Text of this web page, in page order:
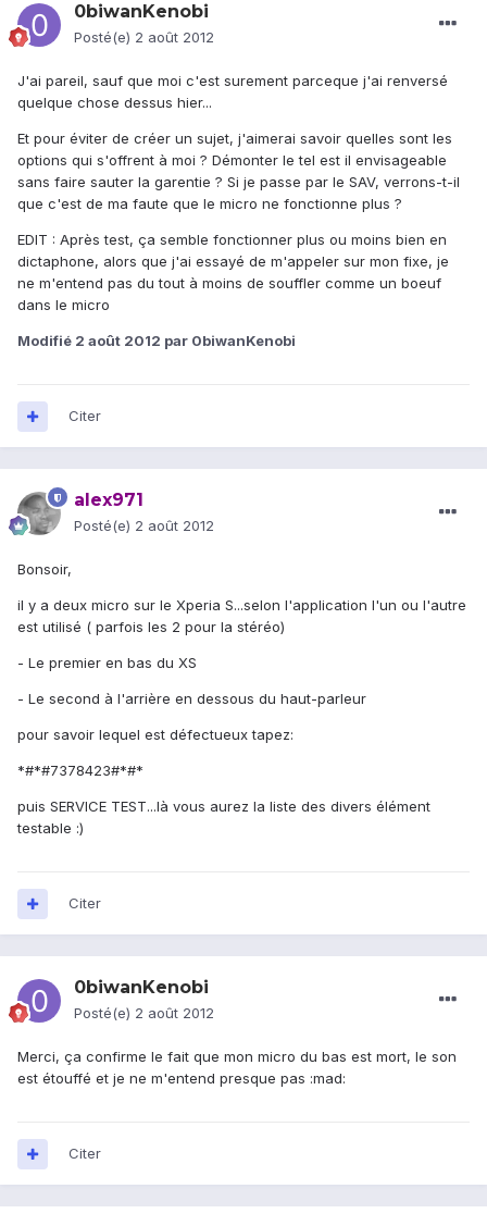
0biwanKenobi
Posté(e) 2 août 2012
J'ai pareil, sauf que moi c'est surement parceque j'ai renversé
quelque chose dessus hier...
Et pour éviter de créer un sujet, j'aimerai savoir quelles sont les
options qui s'offrent à moi ? Démonter le tel est il envisageable
sans faire sauter la garentie ? Si je passe par le SAV, verrons-t-il
que c'est de ma faute que le micro ne fonctionne plus ?
EDIT : Après test, ça semble fonctionner plus ou moins bien en
dictaphone, alors que j'ai essayé de m'appeler sur mon fixe, je
ne m'entend pas du tout à moins de souffler comme un boeuf
dans le micro
Modifié 2 août 2012 par 0biwanKenobi
Citer
alex971
Posté(e) 2 août 2012
Bonsoir,
il y a deux micro sur le Xperia S...selon l'application l'un ou l'autre
est utilisé ( parfois les 2 pour la stéréo)
- Le premier en bas du XS
- Le second à l'arrière en dessous du haut-parleur
pour savoir lequel est défectueux tapez:
*#*#7378423#*#*
puis SERVICE TEST...là vous aurez la liste des divers élément
testable :)
Citer
0biwanKenobi
Posté(e) 2 août 2012
Merci, ça confirme le fait que mon micro du bas est mort, le son
est étouffé et je ne m'entend presque pas :mad:
Citer